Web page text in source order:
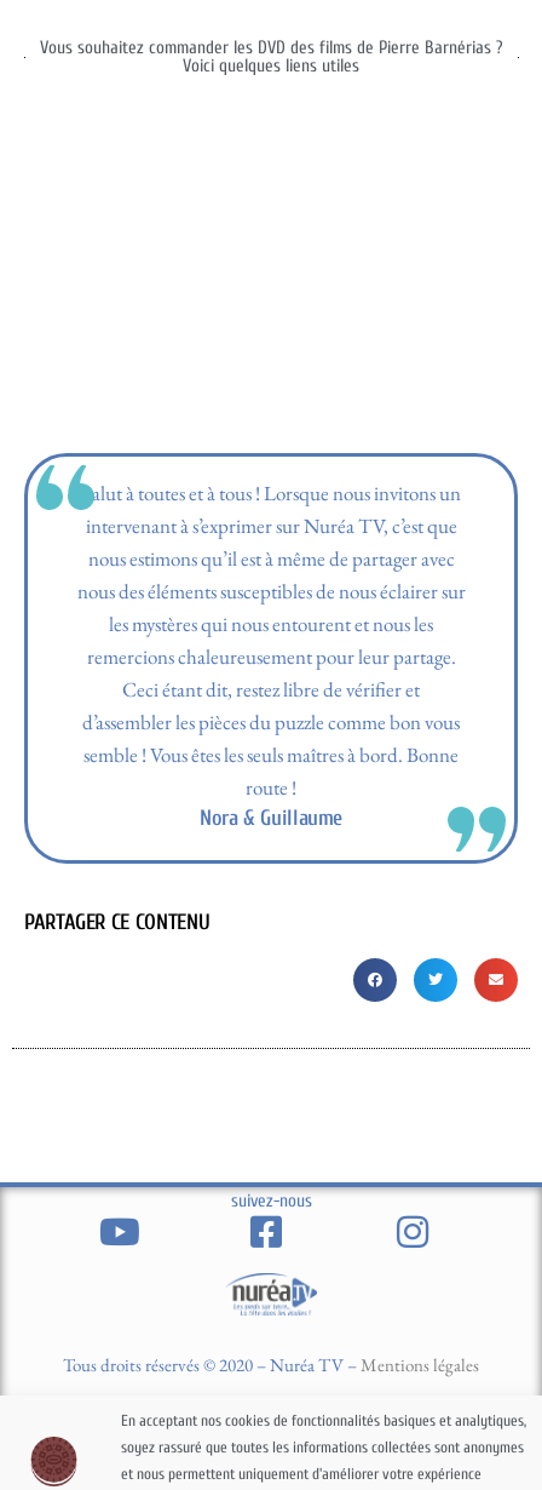
Vous souhaitez commander les DVD des films de Pierre Barnérias ?
Voici quelques liens utiles
Salut à toutes et à tous ! Lorsque nous invitons un
intervenant à s’exprimer sur Nuréa TV, c’est que
nous estimons qu’il est à même de partager avec
nous des éléments susceptibles de nous éclairer sur
les mystères qui nous entourent et nous les
remercions chaleureusement pour leur partage.
Ceci étant dit, restez libre de vérifier et
d’assembler les pièces du puzzle comme bon vous
semble ! Vous êtes les seuls maîtres à bord. Bonne
route !
Nora & Guillaume
PARTAGER CE CONTENU
suivez-nous
Tous droits réservés © 2020 – Nuréa TV –Mentions légales
Contact Newsletter
En acceptant nos cookies de fonctionnalités basiques et analytiques,
soyez rassuré que toutes les informations collectées sont anonymes
et nous permettent uniquement d'améliorer votre expérience